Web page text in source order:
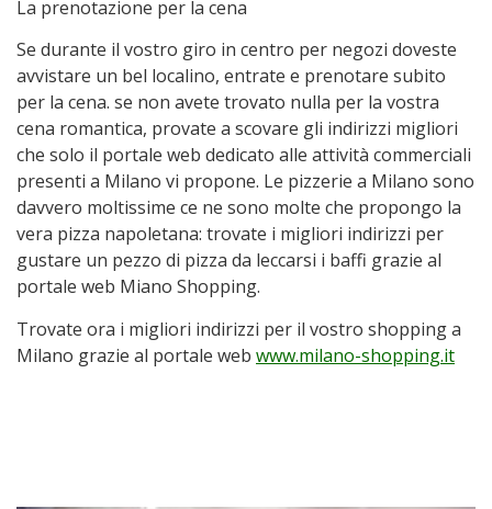
La prenotazione per la cena
Se durante il vostro giro in centro per negozi doveste
avvistare un bel localino, entrate e prenotare subito
per la cena. se non avete trovato nulla per la vostra
cena romantica, provate a scovare gli indirizzi migliori
che solo il portale web dedicato alle attività commerciali
presenti a Milano vi propone. Le pizzerie a Milano sono
davvero moltissime ce ne sono molte che propongo la
vera pizza napoletana: trovate i migliori indirizzi per
gustare un pezzo di pizza da leccarsi i baffi grazie al
portale web Miano Shopping.
Trovate ora i migliori indirizzi per il vostro shopping a
Milano grazie al portale web www.milano-shopping.it